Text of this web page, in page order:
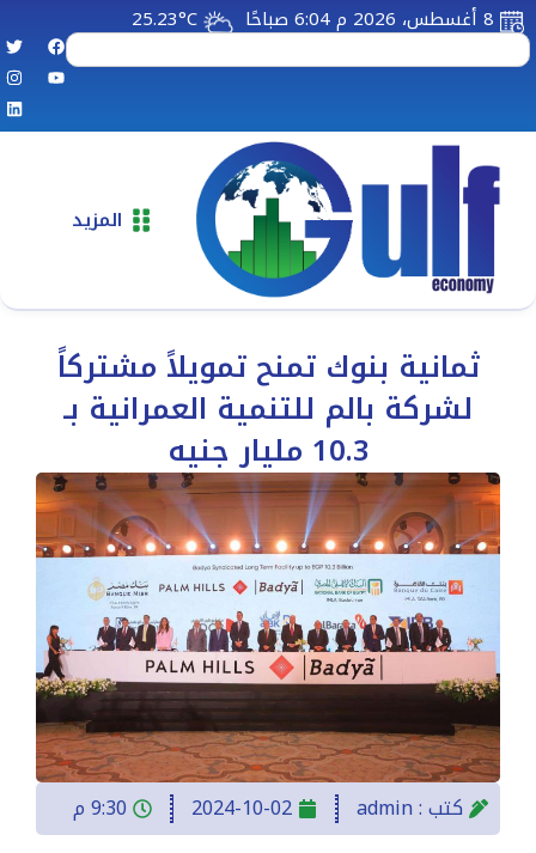
8 أغسطس، 2026 م 6:04 صباحًا 25.23°C
المزيد
ثمانية بنوك تمنح تمويلاً مشتركاً
لشركة بالم للتنمية العمرانية بـ
10.3 مليار جنيه
كتب :admin
2024-10-02
9:30 م